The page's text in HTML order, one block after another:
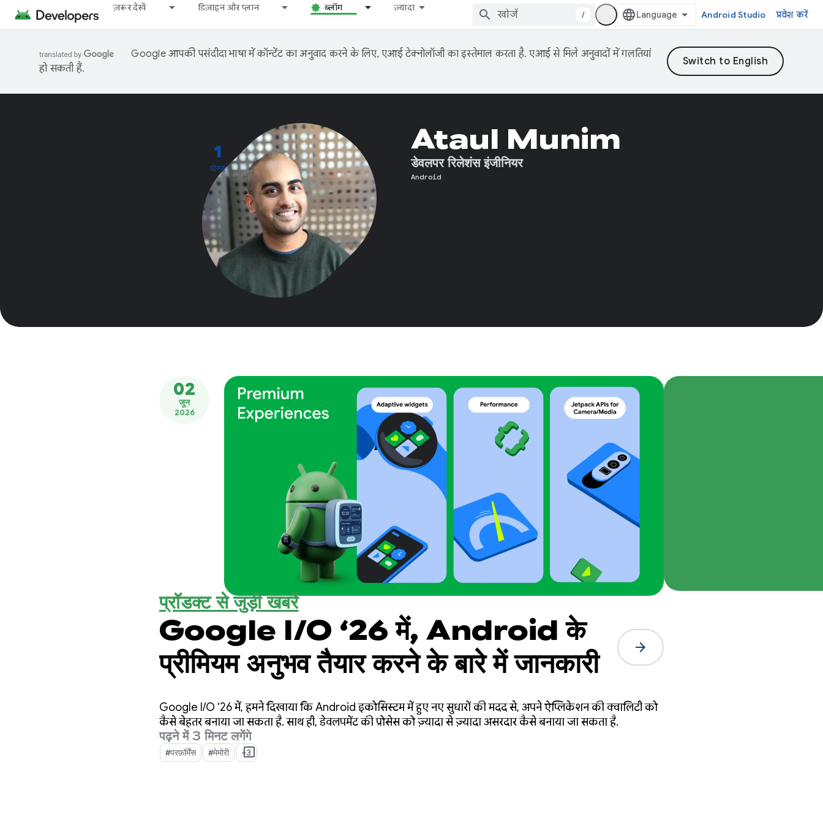
ज़रूर देखें डिज़ाइन और प्लान ब्लॉग ज़्यादा
/ Android Studio प्रवेश करें
Google आपकी पसंदीदा भाषा में कॉन्टेंट का अनुवाद करने के लिए, एआई टेक्नोलॉजी का इस्तेमाल करता है. एआई से मिले अनुवादों में गलतियां
हो सकती हैं.
1
पोस्ट
Ataul Munim
डेवलपर रिलेशंस इंजीनियर
Android
02
जून
2026
प्रॉडक्ट से जुड़ी खबरें
Google I/O ‘26 में, Android के
प्रीमियम अनुभव तैयार करने के बारे में जानकारी
arrow_forward
Google I/O ‘26 में, हमने दिखाया कि Android इकोसिस्टम में हुए नए सुधारों की मदद से, अपने ऐप्लिकेशन की क्वालिटी को
कैसे बेहतर बनाया जा सकता है. साथ ही, डेवलपमेंट की प्रोसेस को ज़्यादा से ज़्यादा असरदार कैसे बनाया जा सकता है.
पढ़ने में 3 मिनट लगेंगे
#परफ़ॉर्मेंस #मेमोरी +3